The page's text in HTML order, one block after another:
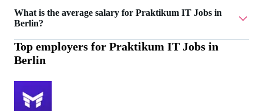
What is the average salary for Praktikum IT Jobs in
Berlin?
The average salary for Praktikum IT Jobs in Berlin is
2.100 €.
Top employers for Praktikum IT Jobs in
Berlin